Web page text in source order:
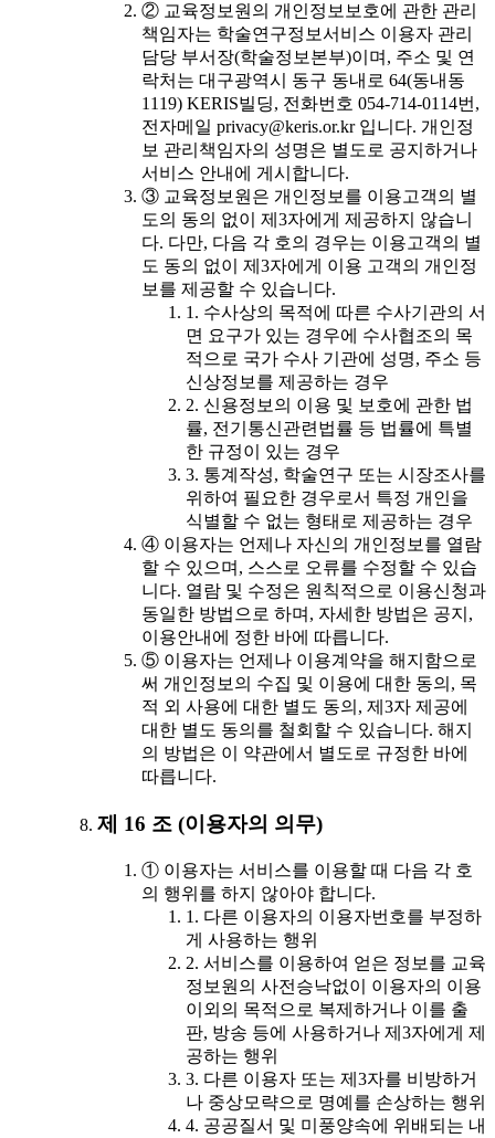
② 교육정보원의 개인정보보호에 관한 관리
책임자는 학술연구정보서비스 이용자 관리
담당 부서장(학술정보본부)이며, 주소 및 연
락처는 대구광역시 동구 동내로 64(동내동
1119) KERIS빌딩, 전화번호 054-714-0114번,
전자메일 privacy@keris.or.kr 입니다. 개인정
보 관리책임자의 성명은 별도로 공지하거나
서비스 안내에 게시합니다.
③ 교육정보원은 개인정보를 이용고객의 별
도의 동의 없이 제3자에게 제공하지 않습니
다. 다만, 다음 각 호의 경우는 이용고객의 별
도 동의 없이 제3자에게 이용 고객의 개인정
보를 제공할 수 있습니다.
1. 수사상의 목적에 따른 수사기관의 서
면 요구가 있는 경우에 수사협조의 목
적으로 국가 수사 기관에 성명, 주소 등
신상정보를 제공하는 경우
2. 신용정보의 이용 및 보호에 관한 법
률, 전기통신관련법률 등 법률에 특별
한 규정이 있는 경우
3. 통계작성, 학술연구 또는 시장조사를
위하여 필요한 경우로서 특정 개인을
식별할 수 없는 형태로 제공하는 경우
④ 이용자는 언제나 자신의 개인정보를 열람
할 수 있으며, 스스로 오류를 수정할 수 있습
니다. 열람 및 수정은 원칙적으로 이용신청과
동일한 방법으로 하며, 자세한 방법은 공지,
이용안내에 정한 바에 따릅니다.
⑤ 이용자는 언제나 이용계약을 해지함으로
써 개인정보의 수집 및 이용에 대한 동의, 목
적 외 사용에 대한 별도 동의, 제3자 제공에
대한 별도 동의를 철회할 수 있습니다. 해지
의 방법은 이 약관에서 별도로 규정한 바에
따릅니다.
제 16 조 (이용자의 의무)
① 이용자는 서비스를 이용할 때 다음 각 호
의 행위를 하지 않아야 합니다.
1. 다른 이용자의 이용자번호를 부정하
게 사용하는 행위
2. 서비스를 이용하여 얻은 정보를 교육
정보원의 사전승낙없이 이용자의 이용
이외의 목적으로 복제하거나 이를 출
판, 방송 등에 사용하거나 제3자에게 제
공하는 행위
3. 다른 이용자 또는 제3자를 비방하거
나 중상모략으로 명예를 손상하는 행위
4. 공공질서 및 미풍양속에 위배되는 내